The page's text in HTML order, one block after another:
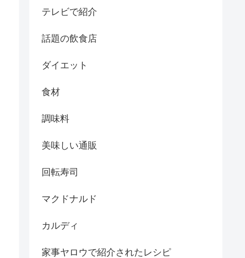
テレビで紹介
話題の飲食店
ダイエット
食材
調味料
美味しい通販
回転寿司
マクドナルド
カルディ
家事ヤロウで紹介されたレシピ